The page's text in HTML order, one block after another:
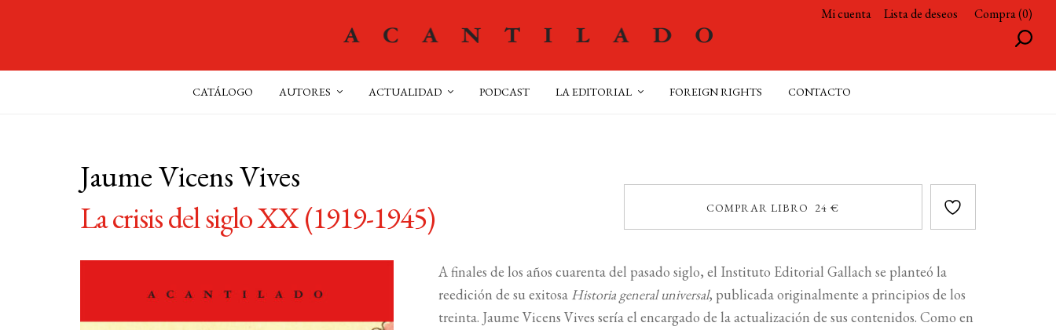
Mi cuenta Lista de deseos Compra (0)
CATÁLOGO AUTORES ACTUALIDAD PODCAST LA EDITORIAL FOREIGN RIGHTS CONTACTO
Jaume Vicens Vives
La crisis del siglo XX (1919-1945)
COMPRAR LIBRO 24 €
A finales de los años cuarenta del pasado siglo, el Instituto Editorial Gallach se planteó la
reedición de su exitosa Historia general universal, publicada originalmente a principios de los
treinta. Jaume Vicens Vives sería el encargado de la actualización de sus contenidos. Como en